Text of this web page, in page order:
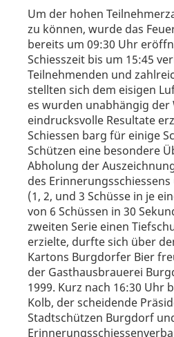
Um der hohen
zu können, wurde das
bereits um 09:30 Uhr
Schiesszeit bis um 15:45
Teilnehmenden und
stellten sich dem eisigen
es wurden unabhängig
eindrucksvolle Resultate
Schiessen barg für einige
Schützen eine besondere
Abholung der
des
(1, 2, und 3 Schüsse in je
von 6 Schüssen in 30
zweiten Serie einen
erzielte, durfte sich über
Kartons Burgdorfer Bier
der Gasthausbrauerei
1999. Kurz nach 16:30 Uhr
Kolb, der scheidende
Stadtschützen Burgdorf